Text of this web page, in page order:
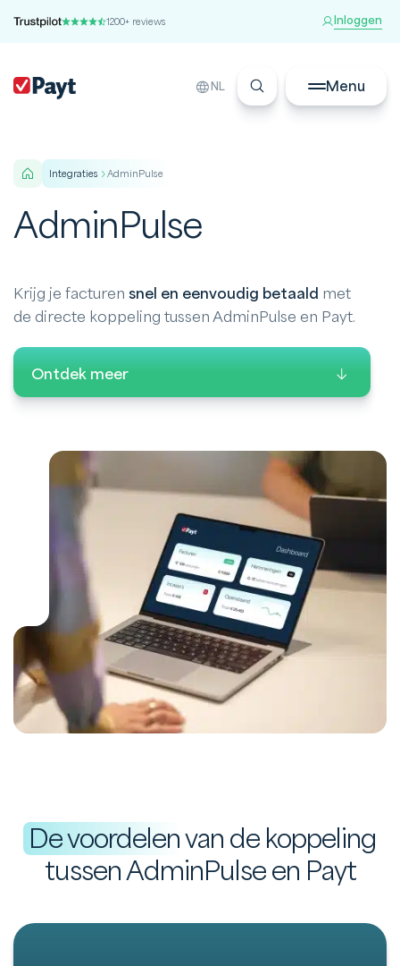
1200+ reviews Inloggen
NL Menu
integraties AdminPulse
AdminPulse
Krijg je facturen snel en eenvoudig betaald met
de directe koppeling tussen AdminPulse en Payt.
Ontdek meer
De voordelenvan de koppeling
tussen AdminPulse en Payt